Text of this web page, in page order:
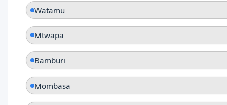
Watamu
Mtwapa
Bamburi
Mombasa